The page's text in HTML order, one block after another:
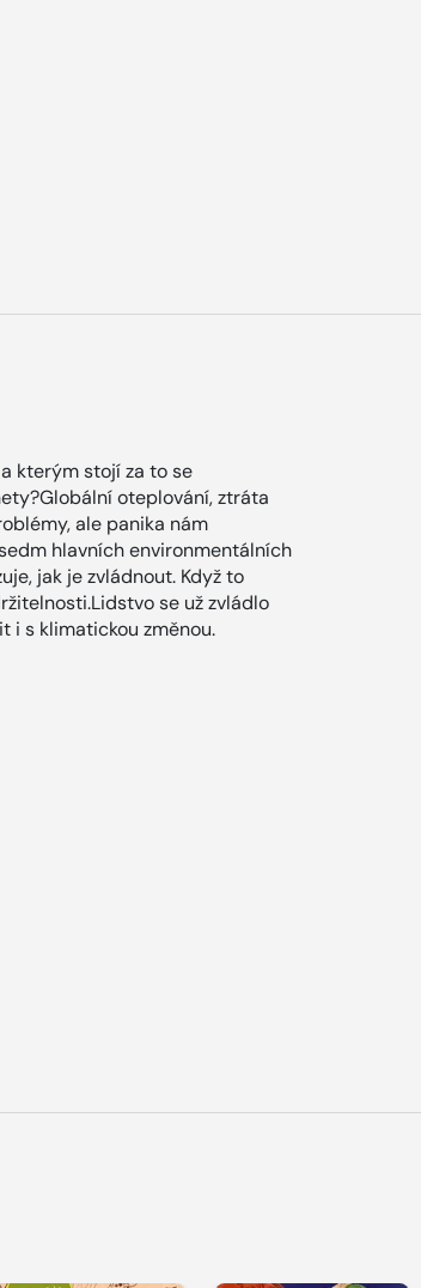
kterým stojí za to se
oteplování, ztráta
ale panika nám
hlavních environmentálních
jak je zvládnout. Když to
se už zvládlo
i s klimatickou změnou.